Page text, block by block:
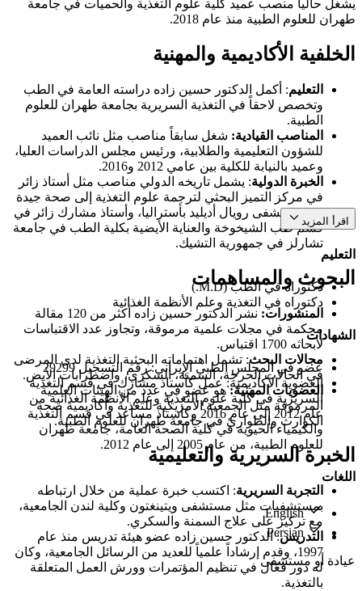
يشغل حالياً منصب عميد كلية علوم التغذية والحميات في جامعة
طهران للعلوم الطبية منذ عام 2018.
الخلفية الأكاديمية والمهنية
التعليم: أكمل الدكتور حسين زاده دراسته العامة في الطب
وتخصص لاحقاً في التغذية السريرية بجامعة طهران للعلوم
الطبية.
المناصب القيادية: شغل سابقاً مناصب مثل نائب العميد
للشؤون التعليمية والطلابية، ورئيس مجلس الدراسات العليا،
وعميد بالنيابة للكلية بين عامي 2012 و2016.
الخبرة الدولية: يشمل تاريخه الدولي مناصب مثل أستاذ زائر
في مركز التميز البحثي لترجمة علوم التغذية إلى صحة جيدة
في مستشفى رويال أديليد بأستراليا، وأستاذ مشارك زائر في
قسم طب الشيخوخة والعناية الأيضية بكلية الطب في جامعة
تشارلز في جمهورية التشيك.
البحوث والمساهمات
المنشورات:
نشر الدكتور حسين زاده أكثر من 120 مقالة
محكمة في مجلات علمية مرموقة، وتجاوز عدد الاقتباسات
لأبحاثه 1700 اقتباس.
مجالات البحث: تشمل اهتماماته البحثية التغذية لدى المرضى
في الحالات الحرجة، السمنة، السكري، واضطرابات الأيض.
العضويات المهنية:هو عضو في عدد من الهيئات العلمية
المرموقة مثل الجمعية الأمريكية للتغذية وأكاديمية صحة
الكوارث والطوارئ في جامعة طهران للعلوم الطبية.
الخبرة السريرية والتعليمية
التجربة السريرية: اكتسب خبرة عملية من خلال ارتباطه
بمستشفيات مثل مستشفى ويتينغتون وكلية لندن الجامعية،
مع تركيز على علاج السمنة والسكري.
التدريس: الدكتور حسين زاده عضو هيئة تدريس منذ عام
1997، وقدم إرشاداً علمياً للعديد من الرسائل الجامعية، وكان
له دور فعّال في تنظيم المؤتمرات وورش العمل المتعلقة
بالتغذية.
اقرأ المزيد
التعليم
دكتوراه في الطب (M.D.)
دكتوراه في التغذية وعلم الأنظمة الغذائية
الشهادات
عضو في المجلس الطبي الإيراني: رقم التسجيل 29299
العضوية الأكاديمية: عمل كأستاذ مشارك في قسم التغذية
السريرية في كلية علوم التغذية وعلم الأنظمة الغذائية من
عام 2012 إلى عام 2016 وكأستاذ مساعد في قسم التغذية
والكيمياء الحيوية في كلية الصحة العامة، جامعة طهران
للعلوم الطبية، من عام 2005 إلى عام 2012.
اللغات
English
عيادة أو مستشفى